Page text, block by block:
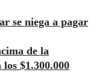
se niega a pagar
de la
$1.300.000